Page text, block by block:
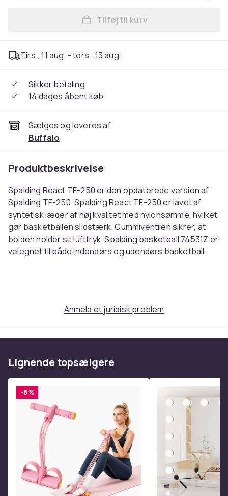
Læg Spalding basketball
Tilføj til kurv
Tirs., 11 aug. - tors., 13 aug.
Sikker betaling
14 dages åbent køb
Sælges og leveres af
Buffalo
Produktbeskrivelse
Spalding React TF-250 er den opdaterede version af
Spalding TF-250. Spalding React TF-250 er lavet af
syntetisk læder af høj kvalitet med nylonsømme, hvilket
gør basketballen slidstærk. Gummiventilen sikrer, at
bolden holder sit lufttryk. Spalding basketball 74531Z er
velegnet til både indendørs og udendørs basketball.
Anmeld et juridisk problem
Lignende topsælgere
-8 %